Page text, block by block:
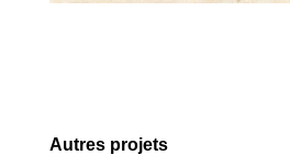
Autres projets